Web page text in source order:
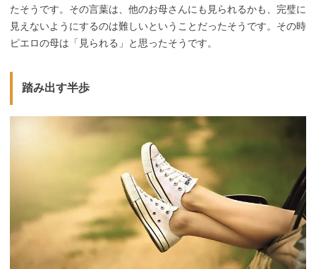
たそうです。その言葉は、他のお母さんにも見られるかも、完璧に
見えないようにするのは難しいということだったそうです。その時
ピエロの母は「見られる」と思ったそうです。
踏み出す半歩